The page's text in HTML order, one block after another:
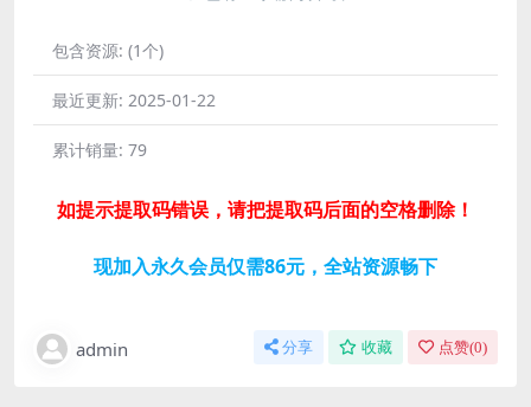
包含资源: (1个)
最近更新: 2025-01-22
累计销量: 79
如提示提取码错误，请把提取码后面的空格删除！
现加入永久会员仅需86元，全站资源畅下
admin 分享 收藏 点赞(0)